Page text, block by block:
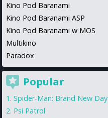
Kino Pod Baranami
Kino Pod Baranami ASP
Kino Pod Baranami w MOS
Multikino
Paradox
Popular
Spider-Man: Brand New Day
Psi Patrol